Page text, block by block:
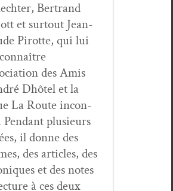
Bertrand
et surtout Jean-
Pirotte, qui lui
des Amis
Dhô­tel et la
La Route incon­
Pen­dant plusieurs
il donne des
des arti­cles, des
et des notes
à ces deux